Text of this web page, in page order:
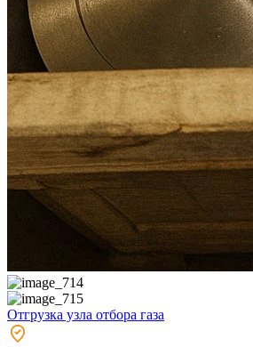
Отгрузка узла отбора газа